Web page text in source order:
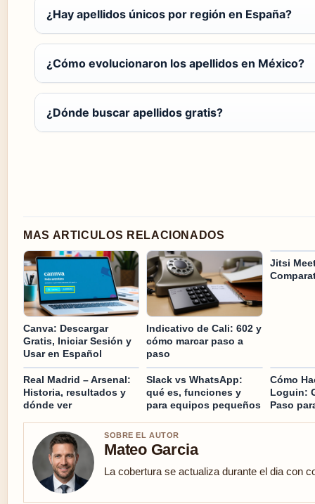
¿Hay apellidos únicos por región en España?
¿Cómo evolucionaron los apellidos en México?
¿Dónde buscar apellidos gratis?
MAS ARTICULOS RELACIONADOS
Canva: Descargar
Gratis, Iniciar Sesión y
Usar en Español
Indicativo de Cali: 602 y
cómo marcar paso a
paso
Jitsi
Real Madrid – Arsenal:
Historia, resultados y
dónde ver
Slack vs WhatsApp:
qué es, funciones y
para equipos pequeños
Cómo
Loguin:
Paso
SOBRE EL AUTOR
Mateo Garcia
La cobertura se actualiza durante el dia con